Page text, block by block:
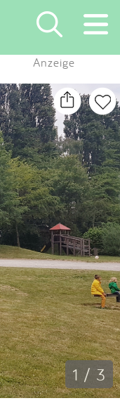
×
Anzeige
1 / 3